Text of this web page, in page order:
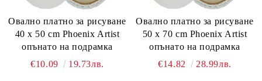
Овално платно за рисуване
40 x 50 cm Phoenix Artist
опънато на подрамка
€10.09
19.73лв.
Овално платно за рисуване
50 x 70 cm Phoenix Artist
опънато на подрамка
€14.82
28.99лв.